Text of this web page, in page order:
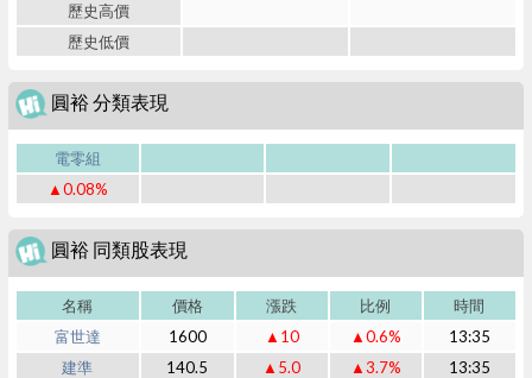
歷史高價
歷史低價
圓裕 分類表現
電零組
▲0.08%
圓裕 同類股表現
名稱 價格 漲跌 比例
時間
富世達
1600 ▲10 ▲0.6%
13:35
建準
140.5 ▲5.0 ▲3.7%
13:35